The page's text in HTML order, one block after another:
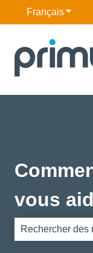
Français
vous